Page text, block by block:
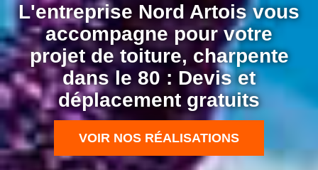
L'entreprise Nord Artois vous
accompagne pour votre
projet de toiture, charpente
dans le 80 : Devis et
déplacement gratuits
VOIR NOS RÉALISATIONS